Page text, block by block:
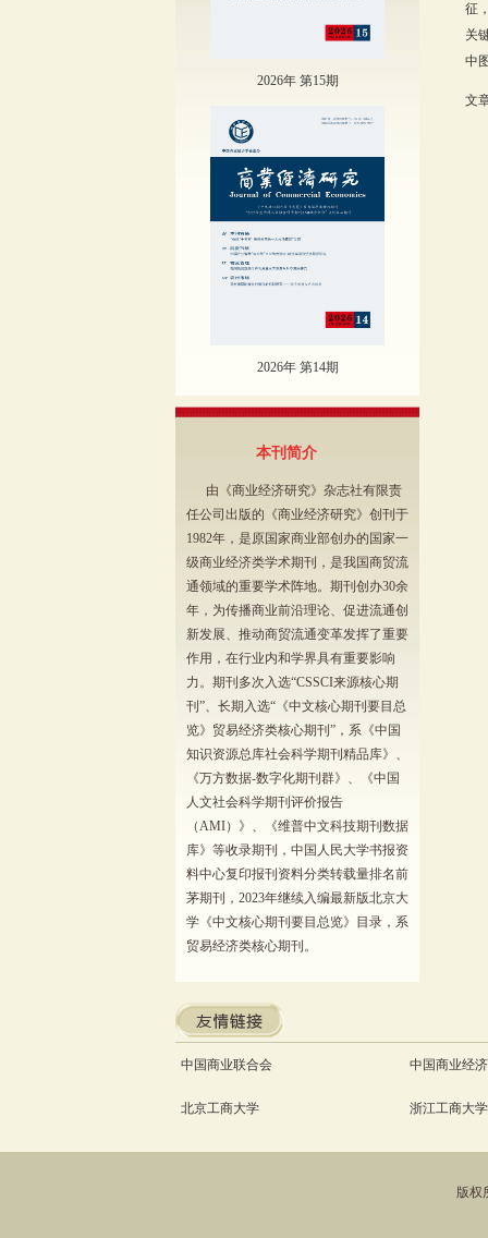
2026年 第15期
2026年 第14期
本刊简介
由《商业经济研究》杂志社有限责
任公司出版的《商业经济研究》创刊于
1982年，是原国家商业部创办的国家一
级商业经济类学术期刊，是我国商贸流
通领域的重要学术阵地。期刊创办30余
年，为传播商业前沿理论、促进流通创
新发展、推动商贸流通变革发挥了重要
作用，在行业内和学界具有重要影响
力。期刊多次入选“CSSCI来源核心期
刊”、长期入选“《中文核心期刊要目总
览》贸易经济类核心期刊”，系《中国
知识资源总库社会科学期刊精品库》、
《万方数据-数字化期刊群》、《中国
人文社会科学期刊评价报告
（AMI）》、《维普中文科技期刊数据
库》等收录期刊，中国人民大学书报资
料中心复印报刊资料分类转载量排名前
茅期刊，2023年继续入编最新版北京大
学《中文核心期刊要目总览》目录，系
贸易经济类核心期刊。
征
关
中
文
中国商业联合会 中国商业经
北京工商大学 浙江工商大学
版